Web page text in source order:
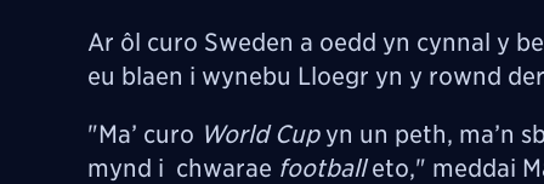
Ar ôl curo Sweden a oedd yn cynnal y
eu blaen i wynebu Lloegr yn y rownd
"Ma’ curo World Cupyn un peth, ma’n
mynd i chwarae footballeto," meddai